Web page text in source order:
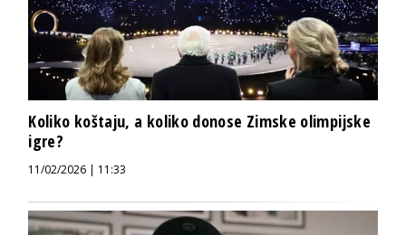
Koliko koštaju, a koliko donose Zimske olimpijske
igre?
11/02/2026 | 11:33